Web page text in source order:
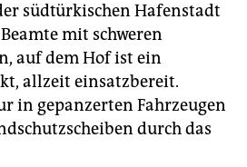
südtürkischen Hafenstadt
mit schweren
auf dem Hof ist ein
allzeit einsatzbereit.
in gepanzerten Fahrzeugen
durch das